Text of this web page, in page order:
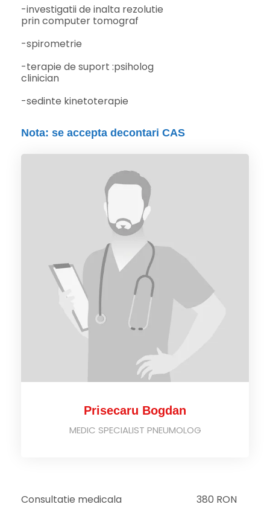
-investigatii de inalta rezolutie
prin computer tomograf
-spirometrie
-terapie de suport :psiholog
clinician
-sedinte kinetoterapie
Nota: se accepta decontari CAS
Prisecaru Bogdan
MEDIC SPECIALIST PNEUMOLOG
Consultatie medicala 380 RON